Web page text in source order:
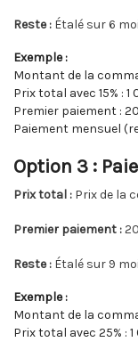
Reste : Étalé sur 6
Exemple :
Montant de la
Prix total avec 15% : 1
Premier paiement :
Paiement mensuel
Option 3 :
Prix total : Prix de la
Premier paiement :
Reste : Étalé sur 9
Exemple :
Montant de la
Prix total avec 25% : 1